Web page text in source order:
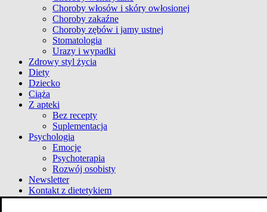
Choroby włosów i skóry owłosionej
Choroby zakaźne
Choroby zębów i jamy ustnej
Stomatologia
Urazy i wypadki
Zdrowy styl życia
Diety
Dziecko
Ciąża
Z apteki
Bez recepty
Suplementacja
Psychologia
Emocje
Psychoterapia
Rozwój osobisty
Newsletter
Kontakt z dietetykiem